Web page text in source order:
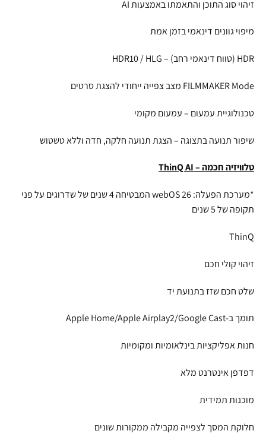
זיהוי סוג התוכן והתאמתו באמצעות AI
מיפוי גוונים דינאמי בזמן אמת
HDR (טווח דינאמי רחב) – HDR10 / HLG
FILMMAKER Mode מצב צפייה ייחודי להצגת סרטים
טכנולוגיית עמעום – עמעום מקומי
שיפור תנועה בתצוגה – הצגת תנועה חלקה, חדה וללא טשטוש
טלוויזיה חכמה – ThinQ AI
*מערכת הפעלה: webOS 26 המבטיחה 4 שנים של שדרוגים על פני
תקופה של 5 שנים
ThinQ
זיהוי קולי חכם
שלט חכם שזז בתנועת יד
תומך ב-Apple Home/Apple Airplay2/Google Cast
חנות אפליקציות בינלאומיות ומקומיות
דפדפן אינטרנט מלא
מוכנות תמידית
חלוקת המסך לצפייה מקבילה ממקורות שונים